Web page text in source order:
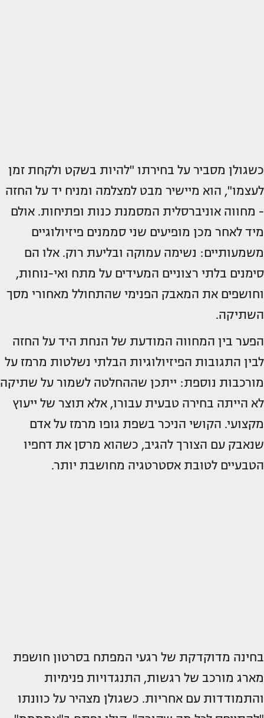
כשגולן מסביר על בחירתו "להיות בשקט ולקחת זמן
לעצמו", הוא מיישיר מבט למצלמה ומניח יד על החזה
- מחווה אוניברסלית המסמנת כנות ופתיחות. אולם
מיד לאחר מכן מופיעים שני סממנים פיזיולוגיים
משמעותיים: נשימה עמוקה ובליעת רוק. אלו הם
סימנים בלתי רצוניים המעידים על מתח ואי-נוחות,
וחושפים את המאבק הפנימי שהתחולל מאחורי מסך
השתיקה.
הפער בין המחווה המודעת של הנחת היד על החזה
לבין התגובות הפיזיולוגיות הבלתי נשלטות מרמז על
מורכבות נוספת: ייתכן שההחלטה לשמור על שתיקה
לא הייתה בחירה טבעית עבורו, אלא תוצר של ייעוץ
מקצועי. הקושי הניכר בשפת גופו מרמז על אדם
שנאבק עם הצורך להגיב, כשהוא מרסן את דחפיו
הטבעיים לטובת אסטרטגיה מחושבת יותר.
בחינה מדוקדקת של רגעי המפתח בסרטון חושפת
מארג מורכב של רגשות, התנגדויות פנימיות
והתמודדות עם אחריות. כשגולן מצהיר על כוונתו